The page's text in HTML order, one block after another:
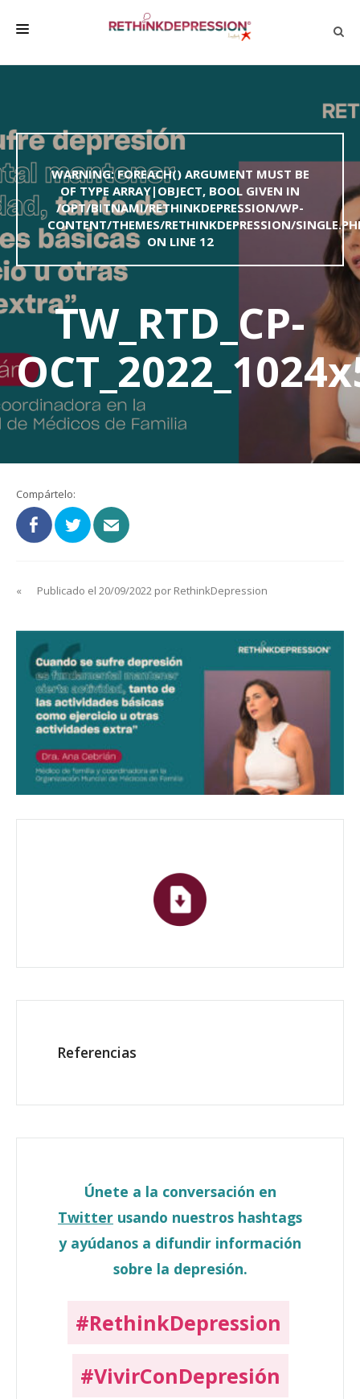
HABLAR CON LOS DEMÁS
BIENESTAR
FAMILIA Y AMIGOS
EMPRESA
DEPRESSÃO SEM RODEIOS
WARNING: FOREACH() ARGUMENT MUST BE
OF TYPE ARRAY|OBJECT, BOOL GIVEN IN
/OPT/BITNAMI/RETHINKDEPRESSION/WP-
CONTENT/THEMES/RETHINKDEPRESSION/
ON LINE 12
TW_RTD_CP-
Compártelo:
« Publicado el 20/09/2022 por RethinkDepression
Referencias
Únete a la conversación en
Twitter usando nuestros hashtags
y ayúdanos a difundir información
sobre la depresión.
#RethinkDepression
#VivirConDepresión